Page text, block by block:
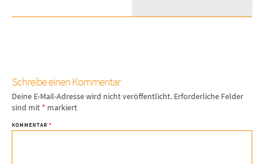
Schreibe einen Kommentar
Deine E-Mail-Adresse wird nicht veröffentlicht. Erforderliche Felder
sind mit * markiert
KOMMENTAR *